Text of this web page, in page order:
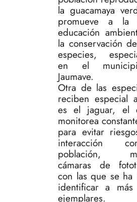
la guacamaya
promueve a la
educación
la conservación
especies,
en el
Jaumave.
Otra de las
reciben especial
es el jaguar, el
monitorea
para evitar
interacción
población,
cámaras de
con las que se ha
identificar a
ejemplares.